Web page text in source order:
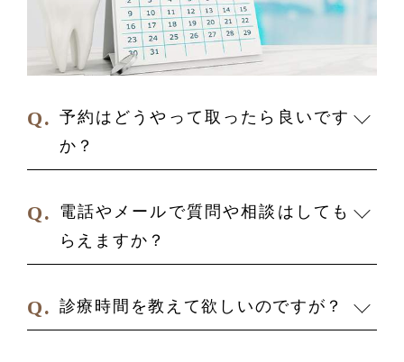
予約はどうやって取ったら良いです
か？
電話やメールで質問や相談はしても
らえますか？
診療時間を教えて欲しいのですが？